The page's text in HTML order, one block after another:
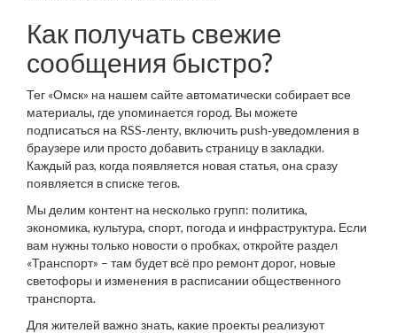
Как получать свежие
сообщения быстро?
Тег «Омск» на нашем сайте автоматически собирает все
материалы, где упоминается город. Вы можете
подписаться на RSS‑ленту, включить push‑уведомления в
браузере или просто добавить страницу в закладки.
Каждый раз, когда появляется новая статья, она сразу
появляется в списке тегов.
Мы делим контент на несколько групп: политика,
экономика, культура, спорт, погода и инфраструктура. Если
вам нужны только новости о пробках, откройте раздел
«Транспорт» – там будет всё про ремонт дорог, новые
светофоры и изменения в расписании общественного
транспорта.
Для жителей важно знать, какие проекты реализуют